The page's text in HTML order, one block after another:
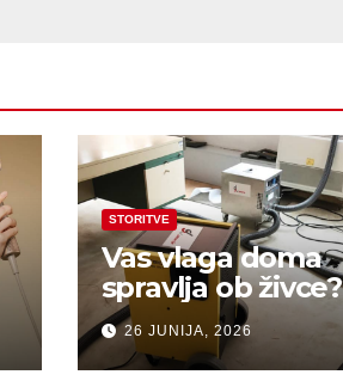
STORITVE
Vas vlaga doma
spravlja ob živce?
26 JUNIJA, 2026